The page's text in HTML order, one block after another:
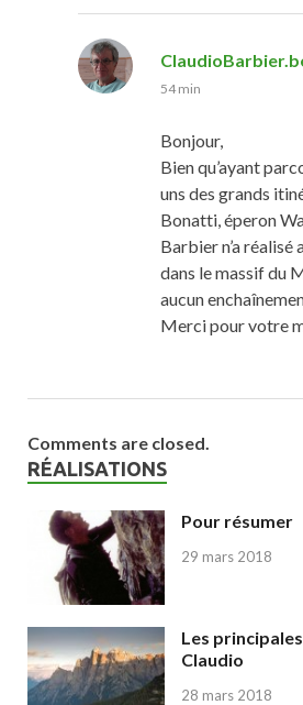
54 min
Bonjour,
Bien qu’ayant
uns des grands
Bonatti, éperon
Barbier n’a réalisé
dans le massif du
aucun
Merci pour votre
Comments are closed.
RÉALISATIONS
Pour résumer
29 mars 2018
Les
Claudio
28 mars 2018